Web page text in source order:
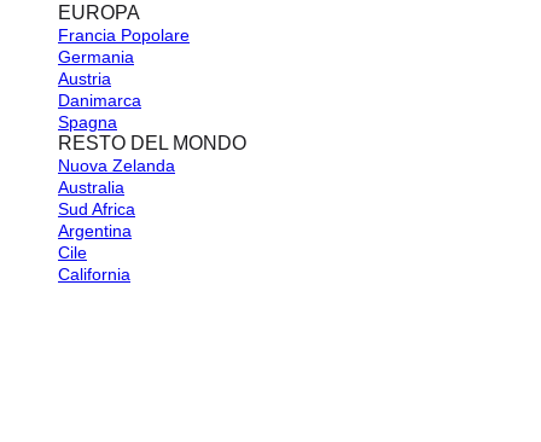
EUROPA
Francia
Germania
Austria
Danimarca
Spagna
RESTO DEL MONDO
Nuova Zelanda
Australia
Sud Africa
Argentina
Cile
California